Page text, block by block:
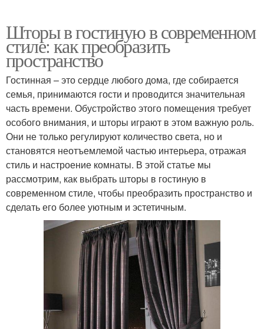
Шторы в гостиную в современном
стиле: как преобразить
пространство
Гостинная – это сердце любого дома, где собирается
семья, принимаются гости и проводится значительная
часть времени. Обустройство этого помещения требует
особого внимания, и шторы играют в этом важную роль.
Они не только регулируют количество света, но и
становятся неотъемлемой частью интерьера, отражая
стиль и настроение комнаты. В этой статье мы
рассмотрим, как выбрать шторы в гостиную в
современном стиле, чтобы преобразить пространство и
сделать его более уютным и эстетичным.